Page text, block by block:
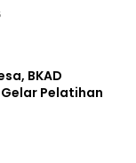
BKAD
Pelatihan